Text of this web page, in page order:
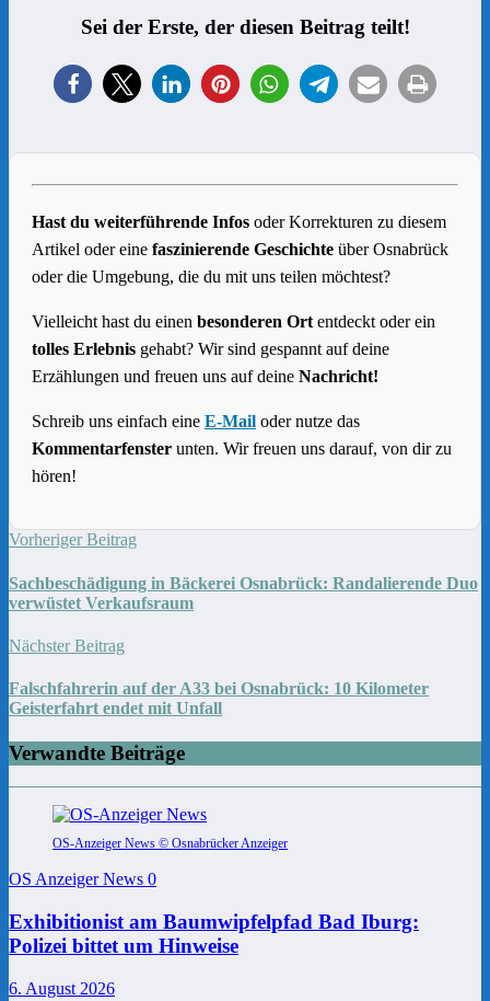
Sei der Erste, der diesen Beitrag teilt!
Hast du weiterführende Infos oder Korrekturen zu diesem
Artikel oder eine faszinierende Geschichte über Osnabrück
oder die Umgebung, die du mit uns teilen möchtest?
Vielleicht hast du einen besonderen Ort entdeckt oder ein
tolles Erlebnis gehabt? Wir sind gespannt auf deine
Erzählungen und freuen uns auf deine Nachricht!
Schreib uns einfach eine E-Mail oder nutze das
Kommentarfenster unten. Wir freuen uns darauf, von dir zu
hören!
Vorheriger Beitrag
Sachbeschädigung in Bäckerei Osnabrück: Randalierende Duo
verwüstet Verkaufsraum
Nächster Beitrag
Falschfahrerin auf der A33 bei Osnabrück: 10 Kilometer
Geisterfahrt endet mit Unfall
Verwandte Beiträge
OS-Anzeiger News © Osnabrücker Anzeiger
OS Anzeiger News 0
Exhibitionist am Baumwipfelpfad Bad Iburg:
Polizei bittet um Hinweise
6. August 2026